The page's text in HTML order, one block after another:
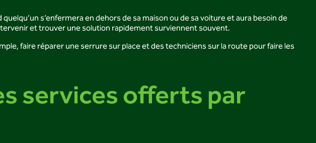
s’enfermera en dehors de sa maison ou de sa voiture et aura besoin de
et trouver une solution rapidement surviennent souvent.
faire réparer une serrure sur place et des techniciens sur la route pour faire les
services offerts par